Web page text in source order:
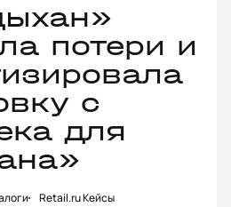
потери и
с
для
Retail.ru Кейсы